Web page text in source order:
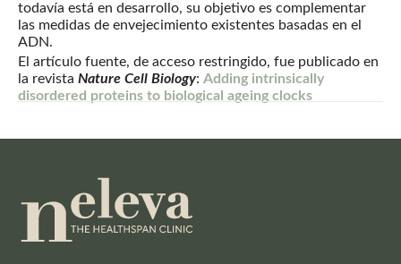
todavía está en desarrollo, su objetivo es complementar
las medidas de envejecimiento existentes basadas en el
ADN.
El artículo fuente, de acceso restringido, fue publicado en
la revista Nature Cell Biology: Adding intrinsically
disordered proteins to biological ageing clocks